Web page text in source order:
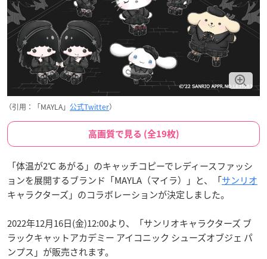
（引用：「MAYLA」 公式Twitter）
高画質で見る (全19枚)
「体温が2℃ あがる」のキャッチコピーでレディースファッシ
ョンを展開するブランド「MAYLA（マイラ）」と、「サンリオ
キャラクターズ」のコラボレーションが決定しました。
2022年12月16日(金)12:00より、「サンリオキャラクターズ ブ
ラックキャットアカデミー アイコニック シューズオブジェ パ
ンプス」が販売されます。